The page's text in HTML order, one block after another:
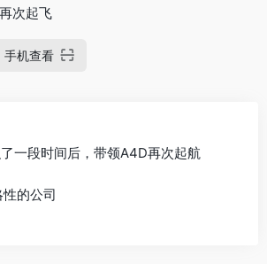
次起飞
手机查看
一段时间后，带领A4D再次起航
的公司